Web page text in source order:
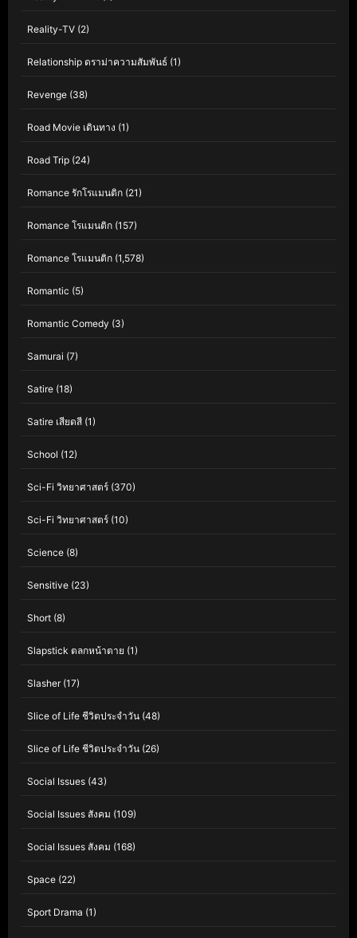
Reality-TV (2)
Relationship ดราม่าความสัมพันธ์ (1)
Revenge (38)
Road Movie เดินทาง (1)
Road Trip (24)
Romance รักโรแมนติก (21)
Romance โรแมนติก (157)
Romance โรแมนติก (1,578)
Romantic (5)
Romantic Comedy (3)
Samurai (7)
Satire (18)
Satire เสียดสี (1)
School (12)
Sci-Fi วิทยาศาสตร์ (370)
Sci-Fi วิทยาศาสตร์ (10)
Science (8)
Sensitive (23)
Short (8)
Slapstick ตลกหน้าตาย (1)
Slasher(17)
Slice of Life ชีวิตประจำวัน (48)
Slice of Life ชีวิตประจำวัน (26)
Social Issues (43)
Social Issues สังคม (109)
Social Issues สังคม (168)
Space (22)
Sport Drama (1)